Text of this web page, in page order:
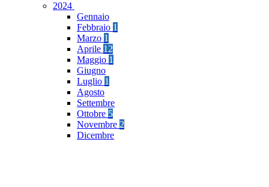
2024
Gennaio
Febbraio 1
Marzo 1
Aprile 12
Maggio 1
Giugno
Luglio 1
Agosto
Settembre
Ottobre 5
Novembre 2
Dicembre